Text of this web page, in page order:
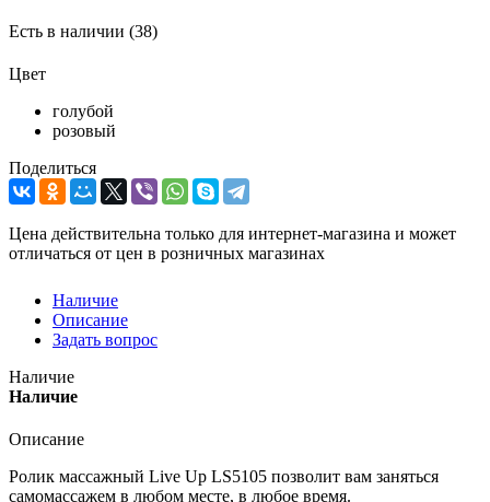
Есть в наличии (38)
Цвет
голубой
розовый
Поделиться
Цена действительна только для интернет-магазина и может
отличаться от цен в розничных магазинах
Наличие
Описание
Задать вопрос
Наличие
Наличие
Описание
Ролик массажный Live Up LS5105 позволит вам заняться
самомассажем в любом месте, в любое время.